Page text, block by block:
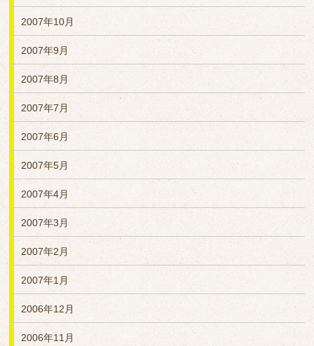
2007年10月
2007年9月
2007年8月
2007年7月
2007年6月
2007年5月
2007年4月
2007年3月
2007年2月
2007年1月
2006年12月
2006年11月